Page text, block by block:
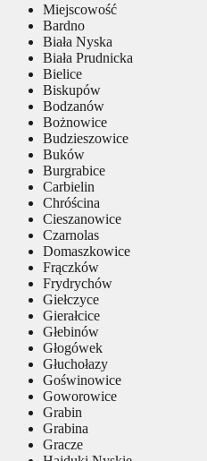
Miejscowość
Bardno
Biała Nyska
Biała Prudnicka
Bielice
Biskupów
Bodzanów
Bożnowice
Budzieszowice
Buków
Burgrabice
Carbielin
Chróścina
Cieszanowice
Czarnolas
Domaszkowice
Frączków
Frydrychów
Giełczyce
Gierałcice
Głebinów
Głogówek
Głuchołazy
Goświnowice
Goworowice
Grabin
Grabina
Gracze